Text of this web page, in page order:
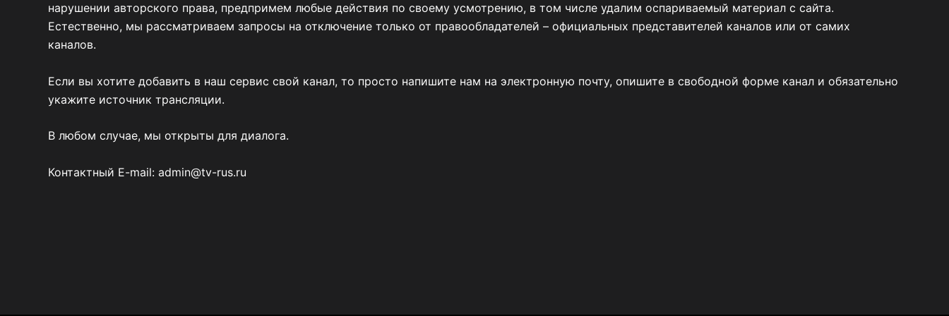
нарушении авторского права, предпримем любые действия по своему усмотрению, в том числе удалим оспариваемый материал с сайта.
Естественно, мы рассматриваем запросы на отключение только от правообладателей – официальных представителей каналов или от самих
каналов.
Если вы хотите добавить в наш сервис свой канал, то просто напишите нам на электронную почту, опишите в свободной форме канал и обязательно
укажите источник трансляции.
В любом случае, мы открыты для диалога.
Контактный E-mail: admin@tv-rus.ru